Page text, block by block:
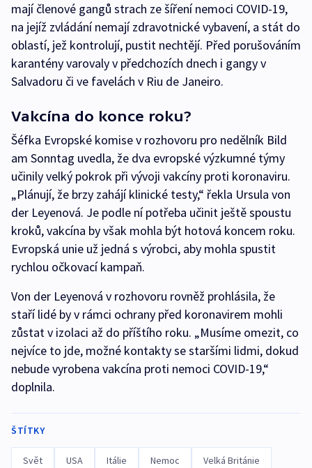
mají členové gangů strach ze šíření nemoci COVID-19,
na jejíž zvládání nemají zdravotnické vybavení, a stát do
oblastí, jež kontrolují, pustit nechtějí. Před porušováním
karantény varovaly v předchozích dnech i gangy v
Salvadoru či ve favelách v Riu de Janeiro.
Vakcína do konce roku?
Šéfka Evropské komise v rozhovoru pro nedělník Bild
am Sonntag uvedla, že dva evropské výzkumné týmy
učinily velký pokrok při vývoji vakcíny proti koronaviru.
„Plánují, že brzy zahájí klinické testy,“ řekla Ursula von
der Leyenová. Je podle ní potřeba učinit ještě spoustu
kroků, vakcína by však mohla být hotová koncem roku.
Evropská unie už jedná s výrobci, aby mohla spustit
rychlou očkovací kampaň.
Von der Leyenová v rozhovoru rovněž prohlásila, že
staří lidé by v rámci ochrany před koronavirem mohli
zůstat v izolaci až do příštího roku. „Musíme omezit, co
nejvíce to jde, možné kontakty se staršími lidmi, dokud
nebude vyrobena vakcína proti nemoci COVID-19,“
doplnila.
ŠTÍTKY
Svět USA Itálie Nemoc Velká Británie